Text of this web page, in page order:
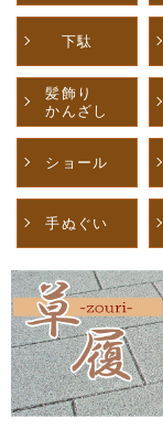
下駄
髪飾り
かんざし
ショール
手ぬぐい